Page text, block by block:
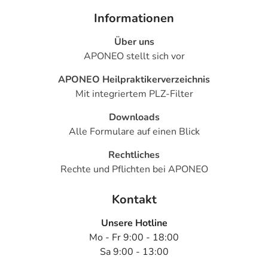
Augenkontakt vermeiden.
AVENE THERMAL SPRING WATER (AVENE AQUA).
GLYCERIN. NIACINAMIDE. SQUALANE. DIGLYCERIN.
PERSEA GRATISSIMA (AVOCADO) OIL (PERSEA
GRATISSIMA OIL). HYDROXYETHYL
COPOLYMER. POLYGLYCERYL-10 MYRISTATE. SODIUM
HYALURONATE. ADENOSINE. 1,2-HEXANEDIOL.
TRIGLYCERIDE. CAPRYLYL GLYCOL. CARAMEL. CITRIC
ACID. FRAGRANCE (PARFUM). POLYSORBATE 60.
SODIUM CITRATE. SORBITAN ISOSTEARATE.
TOCOPHERYL GLUCOSIDE. WATER (AQUA). XANTHAN
Informationen
Über uns
APONEO stellt sich vor
APONEO Heilpraktikerverzeichnis
Mit integriertem PLZ-Filter
Downloads
Alle Formulare auf einen Blick
Rechtliches
Rechte und Pflichten bei APONEO
Kontakt
Unsere Hotline
Mo - Fr 9:00 - 18:00
Sa 9:00 - 13:00